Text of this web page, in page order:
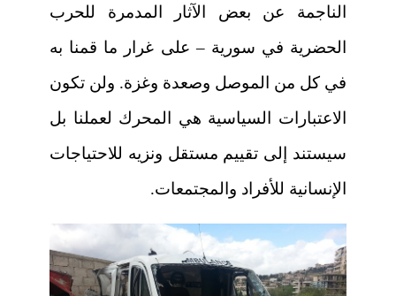
الناجمة عن بعض الآثار المدمرة للحرب
الحضرية في سورية – على غرار ما قمنا به
في كل من الموصل وصعدة وغزة. ولن تكون
الاعتبارات السياسية هي المحرك لعملنا بل
سيستند إلى تقييم مستقل ونزيه للاحتياجات
الإنسانية للأفراد والمجتمعات.